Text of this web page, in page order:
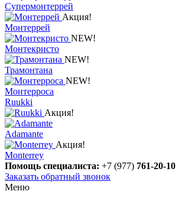
Супермонтеррей
Акция!
Монтеррей
NEW!
Монтекристо
NEW!
Трамонтана
NEW!
Монтерроса
Ruukki
Акция!
Adamante
Акция!
Monterrey
Помощь специалиста: +7 (977) 761-20-10
Заказать обратный звонок
Меню